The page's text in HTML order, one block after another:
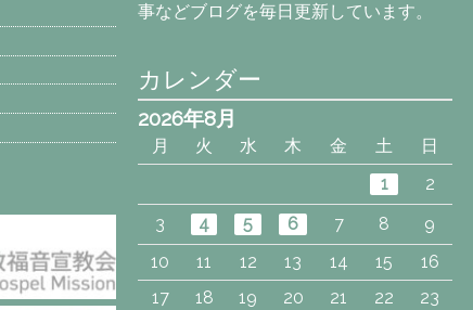
事などブログを毎日更新しています。
カレンダー
2026年8月
月 火 水 木 金 土
日
1
2
3
4 5 6 7 8
9
10
11 12 13 14 15
16
17
18 19 20 21 22
23